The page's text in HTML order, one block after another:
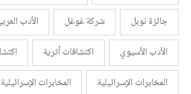
جائزة نوبل
شركة غوغل الأدب
الأدب الأسيوي
اكتشافات أثرية
المخابرات الإسرائيلية
المخابرات الإسرائيلية